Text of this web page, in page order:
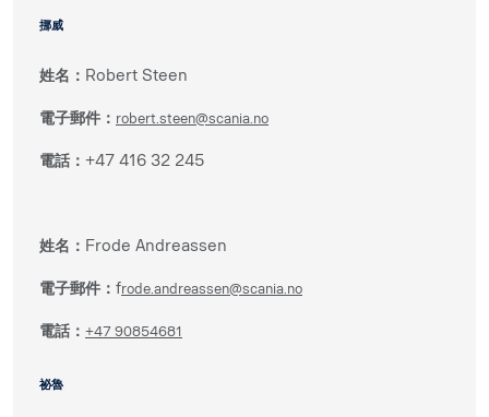
挪威
姓名： Robert Steen
電子郵件： robert.steen@scania.no
電話： +47 416 32 245
姓名： Frode Andreassen
電子郵件： frode.andreassen@scania.no
電話： +47 90854681
祕魯